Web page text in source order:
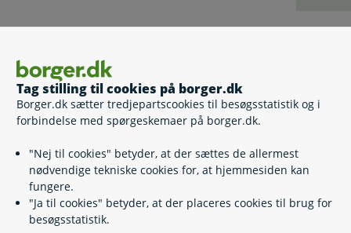
Tag stilling til cookies på borger.dk
Borger.dk sætter tredjepartscookies til besøgsstatistik og i
forbindelse med spørgeskemaer på borger.dk.
"Nej til cookies" betyder, at der sættes de allermest
nødvendige tekniske cookies for, at hjemmesiden kan
fungere.
"Ja til cookies" betyder, at der placeres cookies til brug for
besøgsstatistik.
Lovgivning
Læs også
Relaterede emner